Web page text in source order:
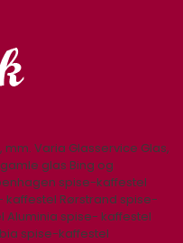
mm. Varia Glasservice Glas,
glas Bing og
spise-kaffestel
kaffestel Rørstrand spise-
Aluminia spise- kaffestel
spise-kaffestel